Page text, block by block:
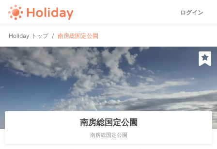
ログイン
Holiday トップ 南房総国定公園
南房総国定公園
南房総国定公園